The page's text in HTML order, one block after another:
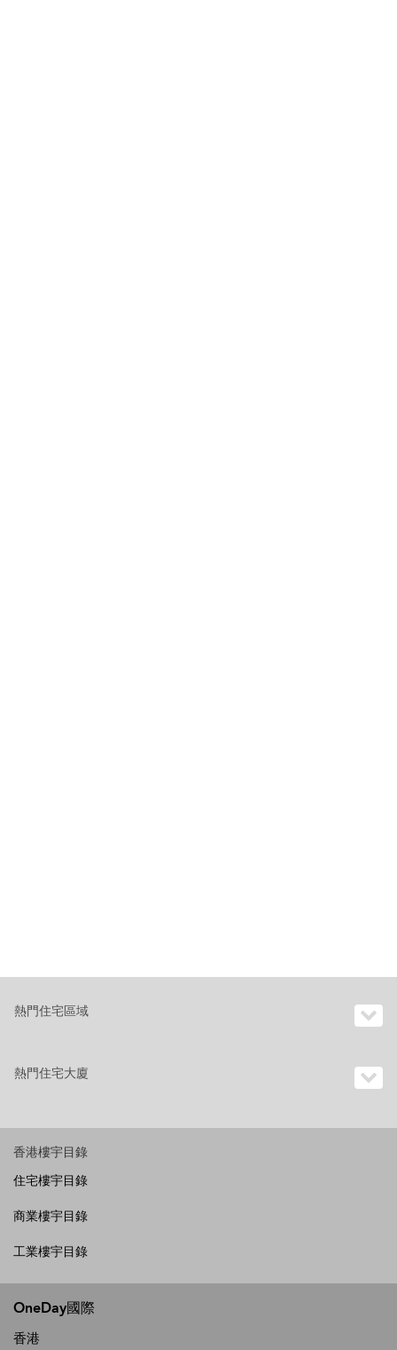
熱門住宅區域
熱門住宅大廈
香港樓宇目錄
住宅樓宇目錄
商業樓宇目錄
工業樓宇目錄
OneDay國際
香港